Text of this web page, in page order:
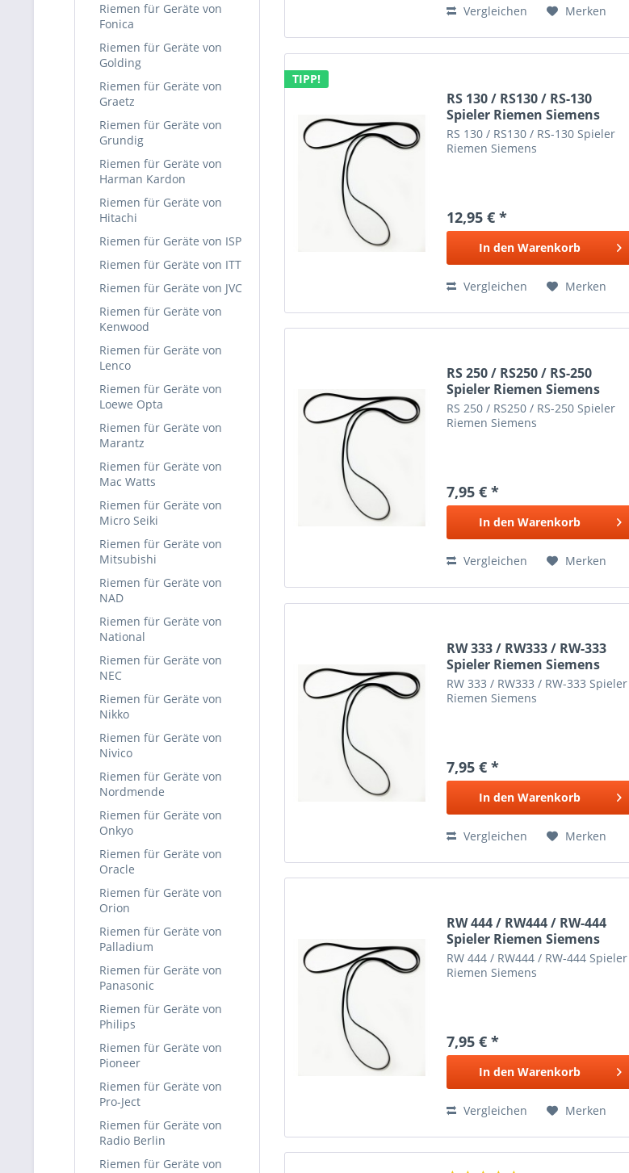
Riemen für Geräte von
Fonica
Riemen für Geräte von
Golding
Riemen für Geräte von
Graetz
Riemen für Geräte von
Grundig
Riemen für Geräte von
Harman Kardon
Riemen für Geräte von
Hitachi
Riemen für Geräte von ISP
Riemen für Geräte von ITT
Riemen für Geräte von JVC
Riemen für Geräte von
Kenwood
Riemen für Geräte von
Lenco
Riemen für Geräte von
Loewe Opta
Riemen für Geräte von
Marantz
Riemen für Geräte von
Mac Watts
Riemen für Geräte von
Micro Seiki
Riemen für Geräte von
Mitsubishi
Riemen für Geräte von
NAD
Riemen für Geräte von
National
Riemen für Geräte von
NEC
Riemen für Geräte von
Nikko
Riemen für Geräte von
Nivico
Riemen für Geräte von
Nordmende
Riemen für Geräte von
Onkyo
Riemen für Geräte von
Oracle
Riemen für Geräte von
Orion
Riemen für Geräte von
Palladium
Riemen für Geräte von
Panasonic
Riemen für Geräte von
Philips
Riemen für Geräte von
Pioneer
Riemen für Geräte von
Pro-Ject
Riemen für Geräte von
Radio Berlin
Riemen für Geräte von
Vergleichen Merken
TIPP!
RS 130 / RS130 / RS-130
Spieler Riemen Siemens
RS 130 / RS130 / RS-130 Spieler
Riemen Siemens
12,95 € *
In den Warenkorb
Vergleichen Merken
RS 250 / RS250 / RS-250
Spieler Riemen Siemens
RS 250 / RS250 / RS-250 Spieler
Riemen Siemens
7,95 € *
In den Warenkorb
Vergleichen Merken
RW 333 / RW333 / RW-333
Spieler Riemen Siemens
RW 333 / RW333 / RW-333 Spieler
Riemen Siemens
7,95 € *
In den Warenkorb
Vergleichen Merken
RW 444 / RW444 / RW-444
Spieler Riemen Siemens
RW 444 / RW444 / RW-444 Spieler
Riemen Siemens
7,95 € *
In den Warenkorb
Vergleichen Merken